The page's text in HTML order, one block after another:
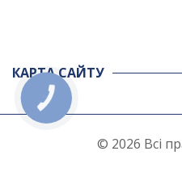
КАРТА САЙТУ
© 2026 Всі
КНОПКА
ЗВ'ЯЗКУ